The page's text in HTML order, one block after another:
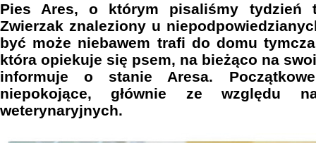
Pies Ares, o którym pisaliśmy tydzień
Zwierzak znaleziony u
być może niebawem trafi do domu
która opiekuje się psem, na bieżąco na
informuje o stanie Aresa.
niepokojące, głównie ze względu
weterynaryjnych.